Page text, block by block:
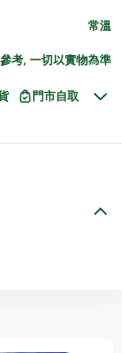
常溫
考, 一切以實物為準
門市自取